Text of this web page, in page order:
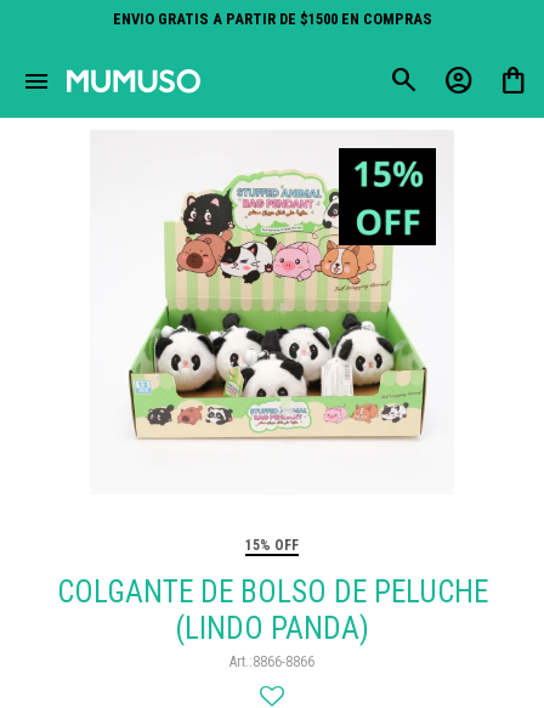
ENVIO GRATIS A PARTIR DE $1500 EN COMPRAS
menu
15% OFF
COLGANTE DE BOLSO DE PELUCHE
(LINDO PANDA)
8866-8866
close